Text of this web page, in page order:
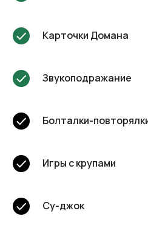
Карточки Домана
Звукоподражание
Болталки-
Игры с крупами
Су-джок